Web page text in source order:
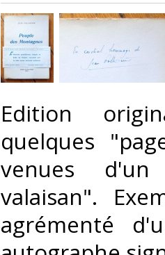
‎Edition
quelques
venues
valaisan".
agrémenté